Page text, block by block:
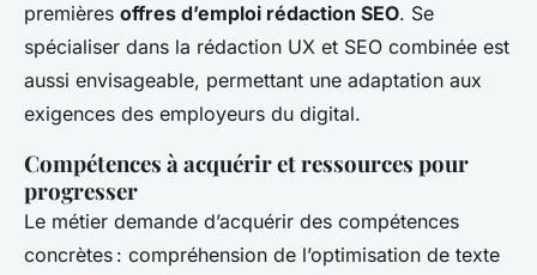
premières offres d’emploi rédaction SEO. Se
spécialiser dans la rédaction UX et SEO combinée est
aussi envisageable, permettant une adaptation aux
exigences des employeurs du digital.
Compétences à acquérir et ressources pour
progresser
Le métier demande d’acquérir des compétences
concrètes : compréhension de l’optimisation de texte